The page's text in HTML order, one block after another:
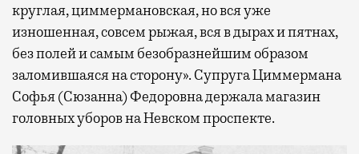
круглая, циммермановская, но вся уже
изношенная, совсем рыжая, вся в дырах и пятнах,
без полей и самым безобразнейшим образом
заломившаяся на сторону». Супруга Циммермана
Софья (Сюзанна) Федоровна держала магазин
головных уборов на Невском проспекте.